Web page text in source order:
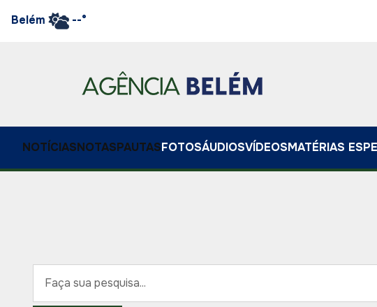
Belém --°
NOTÍCIASNOTASPAUTASFOTOSÁUDIOSVÍDEOSMATÉRIAS